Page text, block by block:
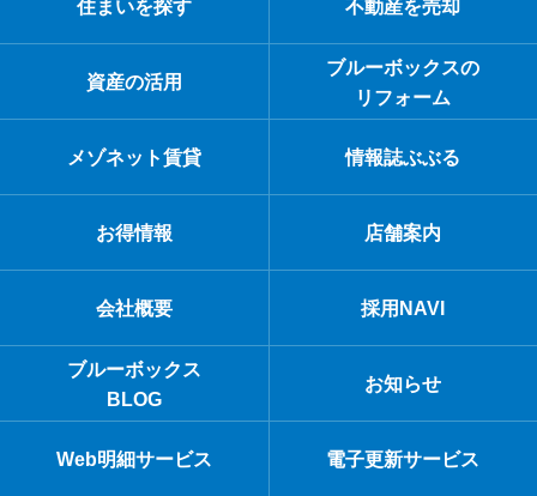
住まいを探す 不動産を売却
資産の活用
ブルーボックスの
リフォーム
メゾネット賃貸 情報誌ぶぶる
お得情報 店舗案内
会社概要 採用NAVI
ブルーボックス
BLOG
お知らせ
Web明細サービス 電子更新サービス